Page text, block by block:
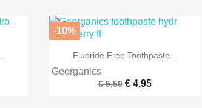
 Snel bekijken
Fluoride Free Toothpaste...
Georganics
€ 5,50 € 4,95
-10%